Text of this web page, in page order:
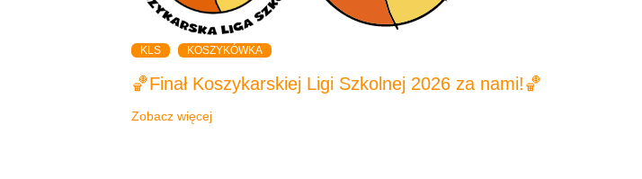
KLS KOSZYKÓWKA
🏀Finał Koszykarskiej Ligi Szkolnej 2026 za nami!🏀
Zobacz więcej